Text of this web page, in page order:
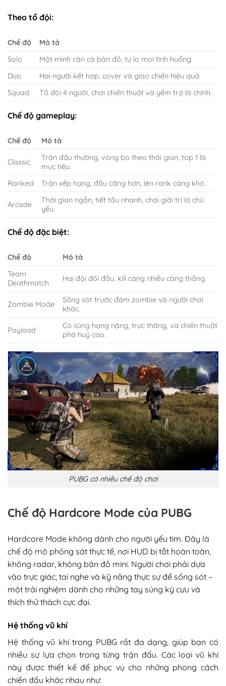
Theo tổ đội:
Chế độ
Mô tả
Solo
Một mình cân cả bản đồ, tự lo mọi tình huống.
Duo
Hai người kết hợp, cover và giao chiến hiệu quả.
Squad
Tổ đội 4 người, chơi chiến thuật và yểm trợ là chính.
Chế độ gameplay:
Chế độ Mô tả
Classic
Trận đấu thường, vòng bo theo thời gian, top 1 là
mục tiêu.
Ranked
Trận xếp hạng, đấu căng hơn, lên rank càng khó.
Arcade
Thời gian ngắn, tiết tấu nhanh, chơi giải trí là chủ
yếu.
Chế độ đặc biệt:
Chế độ
Mô tả
Team
Deathmatch
Hai đội đối đầu, kill càng nhiều càng thắng.
Zombie Mode
Sống sót trước đám zombie và người chơi
khác.
Payload
Có súng hạng nặng, trực thăng, và chiến thuật
phá huỷ cao.
PUBG có nhiều chế độ chơi
Chế độ Hardcore Mode của PUBG
Hardcore Mode không dành cho người yếu tim. Đây là
chế độ mô phỏng sát thực tế, nơi HUD bị tắt hoàn toàn,
không radar, không bản đồ mini. Người chơi phải dựa
vào trực giác, tai nghe và kỹ năng thực sự để sống sót –
một trải nghiệm dành cho những tay súng kỳ cựu và
thích thử thách cực đại.
Hệ thống vũ khí
Hệ thống vũ khí trong PUBG rất đa dạng, giúp bạn có
nhiều sự lựa chọn trong từng trận đấu. Các loại vũ khí
này được thiết kế để phục vụ cho những phong cách
chiến đấu khác nhau như: